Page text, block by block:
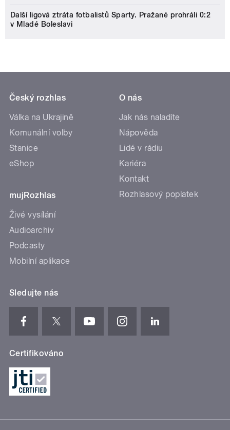
Další ligová ztráta fotbalistů Sparty. Pražané prohráli 0:2
v Mladé Boleslavi
Český rozhlas
Válka na Ukrajině
Komunální volby
Stanice
eShop
mujRozhlas
Živé vysílání
Audioarchiv
Podcasty
Mobilní aplikace
O nás
Jak nás naladíte
Nápověda
Lidé v rádiu
Kariéra
Kontakt
Rozhlasový poplatek
Sledujte nás
Certifikováno